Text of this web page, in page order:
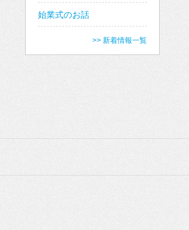
始業式のお話
>> 新着情報一覧